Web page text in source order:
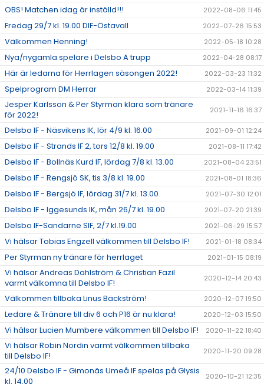
OBS! Matchen idag är inställd!!! 2022-08-06 11:45
Fredag 29/7 kl. 19.00 DIF-Östavall 2022-07-26 15:53
Välkommen Henning! 2022-05-18 10:28
Nya/nygamla spelare i Delsbo A trupp 2022-04-28 08:17
Här är ledarna för Herrlagen säsongen 2022! 2022-03-23 11:32
Spelprogram DM Herrar 2022-03-14 11:39
Jesper Karlsson & Per Styrman klara som tränare
för 2022!
2021-11-16 16:37
Delsbo IF - Näsvikens IK, lör 4/9 kl. 16.00 2021-09-01 12:24
Delsbo IF - Strands IF 2, tors 12/8 kl. 19.00 2021-08-11 17:42
Delsbo IF - Bollnäs Kurd IF, lördag 7/8 kl. 13.00 2021-08-04 23:51
Delsbo IF - Rengsjö SK, tis 3/8 kl. 19.00 2021-08-01 18:36
Delsbo IF - Bergsjö IF, lördag 31/7 kl. 13.00 2021-07-30 12:01
Delsbo IF - Iggesunds IK, mån 26/7 kl. 19.00 2021-07-20 21:39
Delsbo IF-Sandarne SIF, 2/7 kl.19.00 2021-06-29 15:57
Vi hälsar Tobias Engzell välkommen till Delsbo IF! 2021-01-18 08:34
Per Styrman ny tränare för herrlaget 2021-01-15 08:19
Vi hälsar Andreas Dahlström & Christian Fazil
varmt välkomna till Delsbo IF!
2020-12-14 20:43
Välkommen tillbaka Linus Bäckström! 2020-12-07 19:50
Ledare & Tränare till div 6 och P16 är nu klara! 2020-12-03 15:50
Vi hälsar Lucien Mumbere välkommen till Delsbo IF! 2020-11-22 18:40
Vi hälsar Robin Nordin varmt välkommen tillbaka
till Delsbo IF!
2020-11-20 09:28
24/10 Delsbo IF - Gimonäs Umeå IF spelas på Glysis
kl. 14.00
2020-10-21 12:35